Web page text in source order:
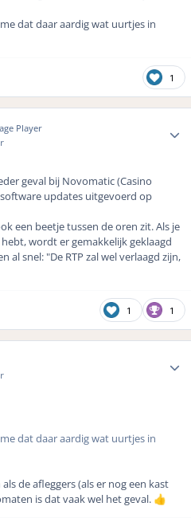
dat daar aardig wat uurtjes in
1
Player
geval bij Novomatic (Casino
updates uitgevoerd op
een beetje tussen de oren zit. Als je
wordt er gemakkelijk geklaagd
al snel: "De RTP zal wel verlaagd zijn,
1 1
dat daar aardig wat uurtjes in
de afleggers (als er nog een kast
is dat vaak wel het geval. 👍